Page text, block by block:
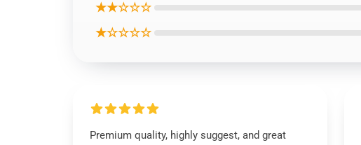
★★☆☆☆
★☆☆☆☆
Premium quality, highly suggest, and great